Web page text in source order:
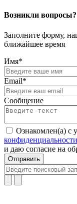
Возникли вопросы?
Заполните форму,
ближайшее время
Имя*
Email*
Сообщение
Ознакомлен(а) с
конфиденциальности
и даю согласие на
Отправить